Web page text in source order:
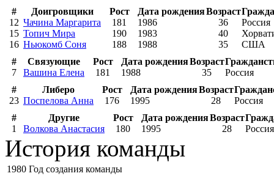
#
Доигровщики Рост Дата рожденияВозраст
12 Чачина Маргарита 181 1986 36
Россия
15 Топич Мира 190 1983 40
16 Ньюкомб Соня 188 1988 35
США
#
Связующие Рост Дата рожденияВозраст
7
Вашина Елена 181 1988 35
Россия
#
Либеро Рост Дата рожденияВозраст
23 Поспелова Анна 176 1995 28
Россия
#
Другие Рост Дата рожденияВозраст
1
Волкова Анастасия 180 1995 28 Россия
История команды
1980 Год создания команды